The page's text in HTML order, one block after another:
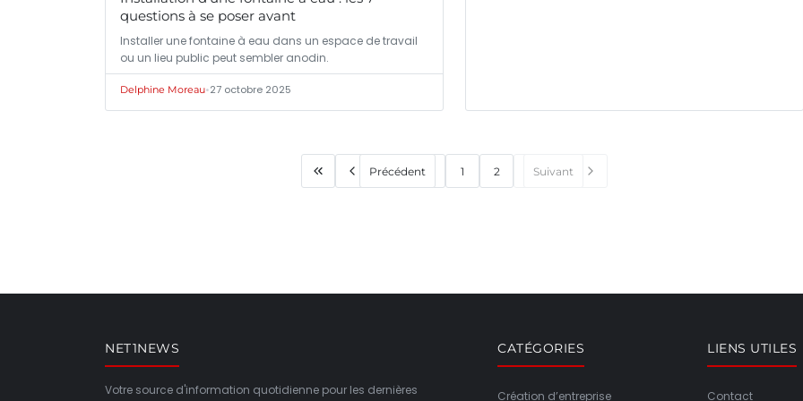
questions à se poser avant
Installer une fontaine à eau dans un espace de travail
ou un lieu public peut sembler anodin.
Delphine Moreau•27 octobre 2025
Précédent 1 2 Suivant
NET1NEWS
Votre source d'information quotidienne pour les dernières
CATÉGORIES
Création d’entreprise
LIENS UTILES
Contact